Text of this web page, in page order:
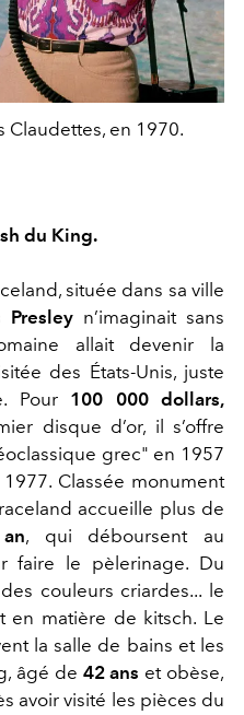
Claudettes, en 1970.
du King.
située dans sa ville
Presley n’imaginait sans
allait devenir la
des États-Unis, juste
Pour 100 000 dollars,
disque d’or, il s’offre
grec" en 1957
Classée monument
accueille plus de
, qui déboursent au
faire le pèlerinage. Du
couleurs criardes... le
en matière de kitsch. Le
la salle de bains et les
âgé de 42 ans et obèse,
avoir visité les pièces du